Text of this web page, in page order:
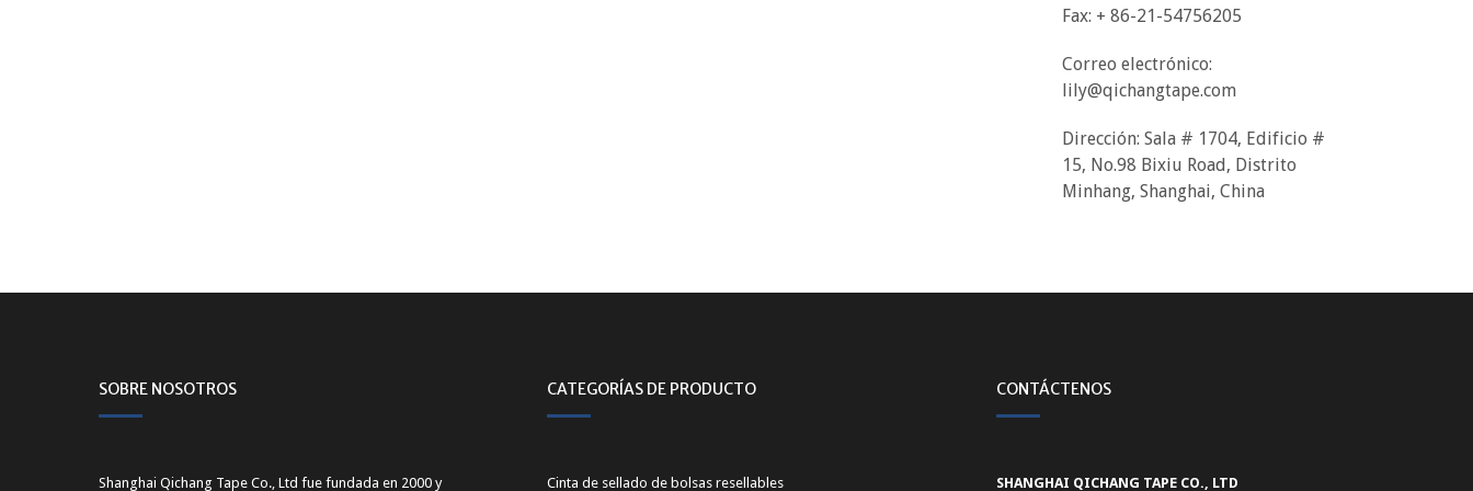
Fax: + 86-21-54756205
Correo electrónico:
lily@qichangtape.com
Dirección: Sala # 1704, Edificio #
15, No.98 Bixiu Road, Distrito
Minhang, Shanghai, China
SOBRE NOSOTROS
Shanghai Qichang Tape Co., Ltd fue fundada en 2000 y
CATEGORÍAS DE PRODUCTO
Cinta de sellado de bolsas resellables
CONTÁCTENOS
SHANGHAI QICHANG TAPE CO., LTD